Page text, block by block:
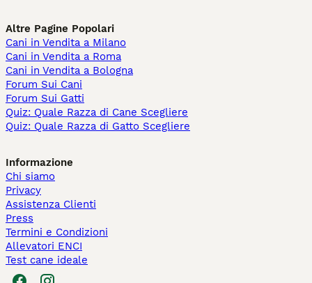
Altre Pagine Popolari
Cani in Vendita a Milano
Cani in Vendita a Roma
Cani in Vendita a Bologna
Forum Sui Cani
Forum Sui Gatti
Quiz: Quale Razza di Cane Scegliere
Quiz: Quale Razza di Gatto Scegliere
Informazione
Chi siamo
Privacy
Assistenza Clienti
Press
Termini e Condizioni
Allevatori ENCI
Test cane ideale